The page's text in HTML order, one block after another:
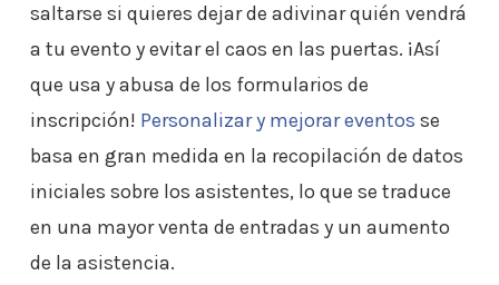
saltarse si quieres dejar de adivinar quién vendrá
a tu evento y evitar el caos en las puertas. ¡Así
que usa y abusa de los formularios de
inscripción! Personalizar y mejorar eventos se
basa en gran medida en la recopilación de datos
iniciales sobre los asistentes, lo que se traduce
en una mayor venta de entradas y un aumento
de la asistencia.